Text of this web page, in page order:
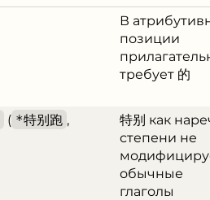
В
позиции
требует 的
( *特别跑 ,
特别 как
степени не
обычные
глаголы